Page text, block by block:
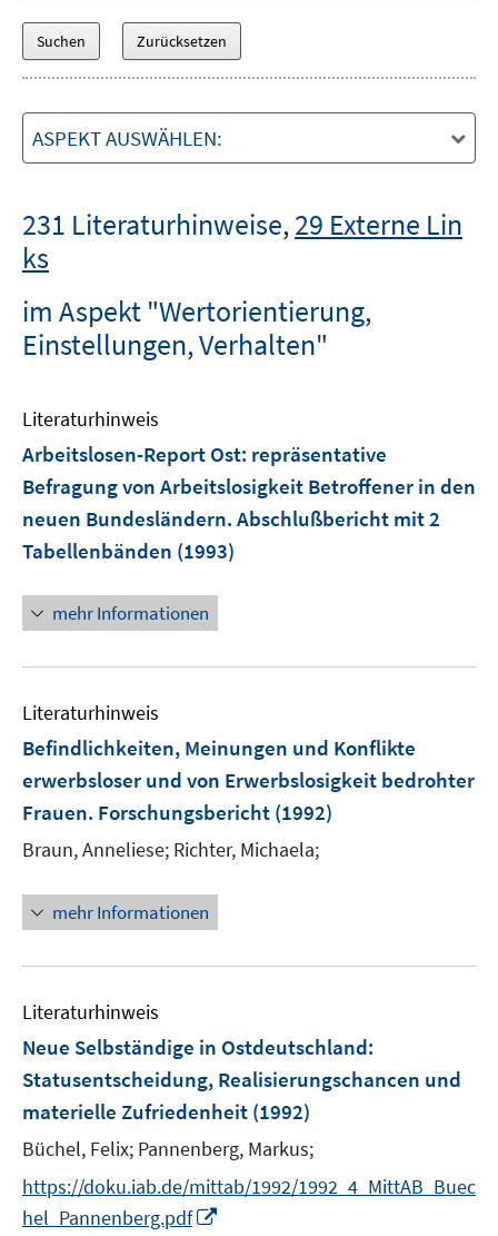
ASPEKT AUSWÄHLEN:
231 Literaturhinweise,29 Externe Lin
ks
im Aspekt "Wertorientierung,
Einstellungen, Verhalten"
Literaturhinweis
Arbeitslosen-Report Ost: repräsentative
Befragung von Arbeitslosigkeit Betroffener in den
neuen Bundesländern. Abschlußbericht mit 2
Tabellenbänden (1993)
mehr Informationen
Literaturhinweis
Befindlichkeiten, Meinungen und Konflikte
erwerbsloser und von Erwerbslosigkeit bedrohter
Frauen. Forschungsbericht (1992)
Braun, Anneliese; Richter, Michaela;
mehr Informationen
Literaturhinweis
Neue Selbständige in Ostdeutschland:
Statusentscheidung, Realisierungschancen und
materielle Zufriedenheit (1992)
Büchel, Felix; Pannenberg, Markus;
https://doku.iab.de/mittab/1992/1992_4_MittAB_Buec
hel_Pannenberg.pdf